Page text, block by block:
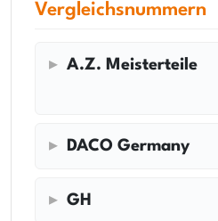
Vergleichsnummern
A.Z. Meisterteile
DACO Germany
GH